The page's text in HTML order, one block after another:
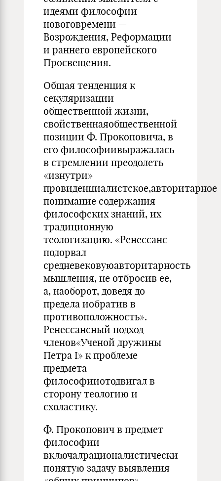
идеями философии
новоговремени —
Возрождения, Реформации
и раннего европейского
Просвещения.
Общая тенденция к
секуляризации
общественной жизни,
свойст­веннаяобщественной
позиции Ф. Прокоповича, в
его философиивыражалась
в стремлении преодолеть
«изнутри»
провиденциалистское,авторитарное
понимание содержания
философских знаний, их
традиционную
теологизацию. «Ренессанс
подорвал
средневековуюавторитарность
мышления, не отбросив ее,
а, наоборот, доведя до
предела иобратив в
противоположность».
Ренессансный подход
членов«Ученой дружины
Петра I» к проблеме
предмета
философииотодвигал в
сторону теологию и
схоластику.
Ф. Прокопович в предмет
философии
включалрационалистически
понятую задачу выявления